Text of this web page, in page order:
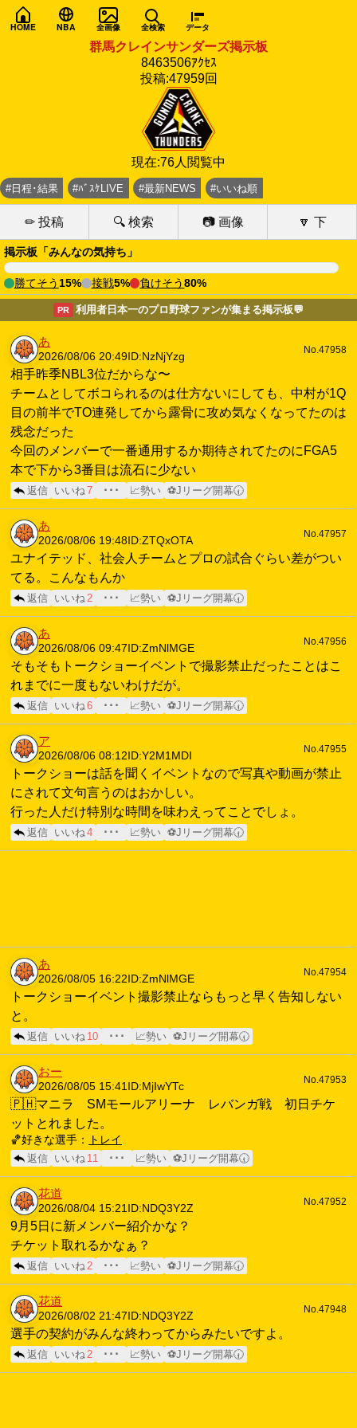
HOME NBA 全画像 全検索 データ
群馬クレインサンダーズ掲示板
8463506ｱｸｾｽ
投稿:47959回
現在:76人閲覧中
#日程･結果 #ﾊﾞｽｹLIVE #最新NEWS #いいね順
✏ 投稿 🔍 検索 📷 画像 🔽 下
掲示板「みんなの気持ち」
勝てそう15% 接戦5% 負けそう80%
PR 利用者日本一のプロ野球ファンが集まる掲示板💬
あ
2026/08/06 20:49 ID:NzNjYzg
No.47958
相手昨季NBL3位だからな〜
チームとしてボコられるのは仕方ないにしても、中村が1Q
目の前半でTO連発してから露骨に攻め気なくなってたのは
残念だった
今回のメンバーで一番通用するか期待されてたのにFGA5
本で下から3番目は流石に少ない
返信 いいね7 ･･･ 📈勢い ⚽Jリーグ開幕🕢
あ
2026/08/06 19:48 ID:ZTQxOTA
No.47957
ユナイテッド、社会人チームとプロの試合ぐらい差がつい
てる。こんなもんか
返信 いいね2 ･･･ 📈勢い ⚽Jリーグ開幕🕢
あ
2026/08/06 09:47 ID:ZmNlMGE
No.47956
そもそもトークショーイベントで撮影禁止だったことはこ
れまでに一度もないわけだが。
返信 いいね6 ･･･ 📈勢い ⚽Jリーグ開幕🕢
ア
2026/08/06 08:12 ID:Y2M1MDI
No.47955
トークショーは話を聞くイベントなので写真や動画が禁止
にされて文句言うのはおかしい。
行った人だけ特別な時間を味わえってことでしょ。
返信 いいね4 ･･･ 📈勢い ⚽Jリーグ開幕🕢
あ
2026/08/05 16:22 ID:ZmNlMGE
No.47954
トークショーイベント撮影禁止ならもっと早く告知しない
と。
返信 いいね 10 ･･･ 📈勢い ⚽Jリーグ開幕🕢
おー
2026/08/05 15:41 ID:MjIwYTc
No.47953
🇵🇭マニラ SMモールアリーナ レバンガ戦 初日チケ
ットとれました。
🏀好きな選手： トレイ
返信 いいね 11 ･･･ 📈勢い ⚽Jリーグ開幕🕢
花道
2026/08/04 15:21 ID:NDQ3Y2Z
No.47952
9月5日に新メンバー紹介かな？
チケット取れるかなぁ？
返信 いいね2 ･･･ 📈勢い ⚽Jリーグ開幕🕢
花道
2026/08/02 21:47 ID:NDQ3Y2Z
No.47948
選手の契約がみんな終わってからみたいですよ。
返信 いいね2 ･･･ 📈勢い ⚽Jリーグ開幕🕢